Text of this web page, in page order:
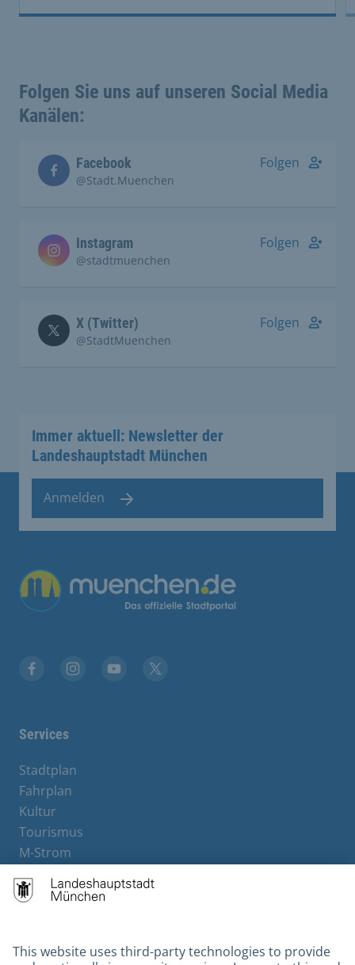
Folgen Sie uns auf unseren Social Media
Kanälen:
Facebook
@Stadt.Muenchen
Folgen
Instagram
@stadtmuenchen
Folgen
X (Twitter)
@StadtMuenchen
Folgen
Immer aktuell: Newsletter der
Landeshauptstadt München
Anmelden
Übergreifende Links
Services
Stadtplan
Fahrplan
Kultur
Tourismus
M-Strom
Hotels
Contact